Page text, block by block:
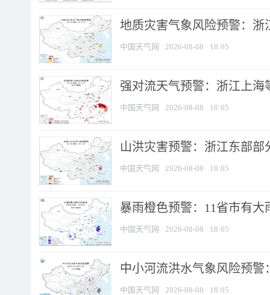
地质灾害气象风险预警：
中国天气网 2026-08-08 18:05
强对流天气预警：浙江上海
中国天气网 2026-08-08 18:05
山洪灾害预警：浙江东部
中国天气网 2026-08-08 18:05
暴雨橙色预警：11省市有
中国天气网 2026-08-08 18:05
中小河流洪水气象风险预
中国天气网 2026-08-08 18:05